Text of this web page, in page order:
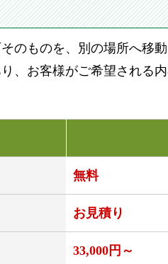
のものを、別の場所へ移動
、お客様がご希望される
無料
お見積り
33,000円～